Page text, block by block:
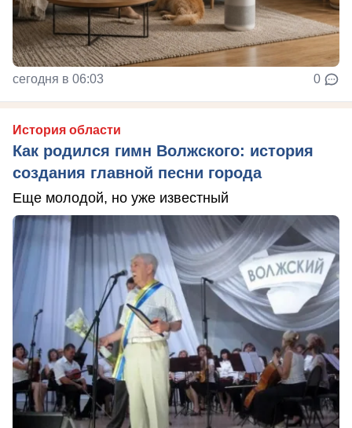
сегодня в 06:03 0
История области
Как родился гимн Волжского: история
создания главной песни города
Еще молодой, но уже известный